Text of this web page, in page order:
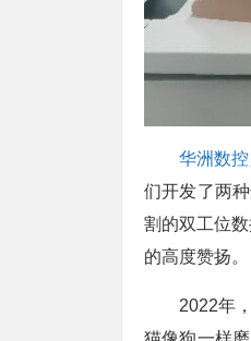
华洲数控
们开发了两
割的双工位
的高度赞扬
2022年